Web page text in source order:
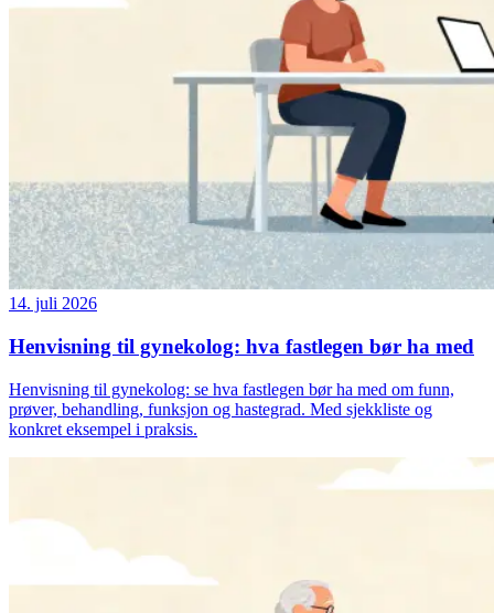
14. juli 2026
Henvisning til gynekolog: hva fastlegen bør ha med
Henvisning til gynekolog: se hva fastlegen bør ha med om funn,
prøver, behandling, funksjon og hastegrad. Med sjekkliste og
konkret eksempel i praksis.